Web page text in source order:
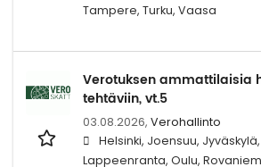
Tampere, Turku, Vaasa
Verotuksen ammattilaisia
tehtäviin, vt.5
03.08.2026, Verohallinto
Helsinki, Joensuu,
Lappeenranta, Oulu,